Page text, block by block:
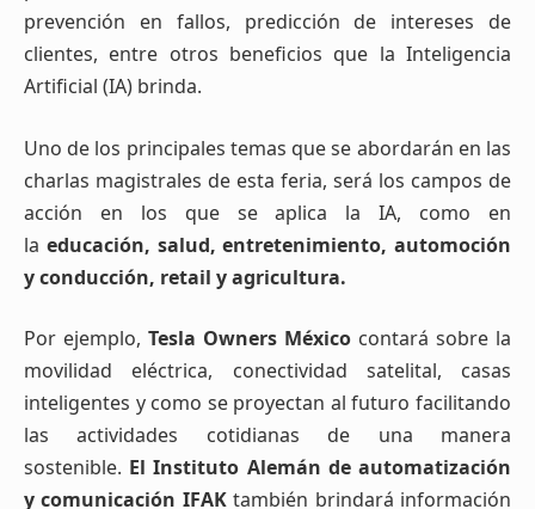
prevención en fallos, predicción de intereses de
clientes, entre otros beneficios que la Inteligencia
Artificial (IA) brinda.
Uno de los principales temas que se abordarán en las
charlas magistrales de esta feria, será los campos de
acción en los que se aplica la IA, como en
la educación, salud, entretenimiento, automoción
y conducción, retail y agricultura.
Por ejemplo, Tesla Owners México contará sobre la
movilidad eléctrica, conectividad satelital, casas
inteligentes y como se proyectan al futuro facilitando
las actividades cotidianas de una manera
sostenible. El Instituto Alemán de automatización
y comunicación IFAKtambién brindará información